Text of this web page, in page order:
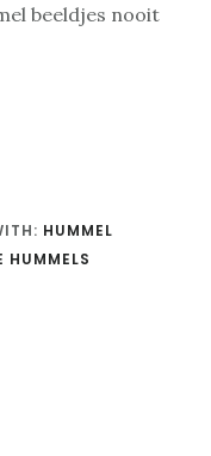
beeldjes nooit
HUMMEL
HUMMELS